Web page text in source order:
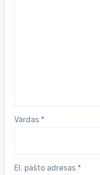
Vardas *
El. pašto adresas *